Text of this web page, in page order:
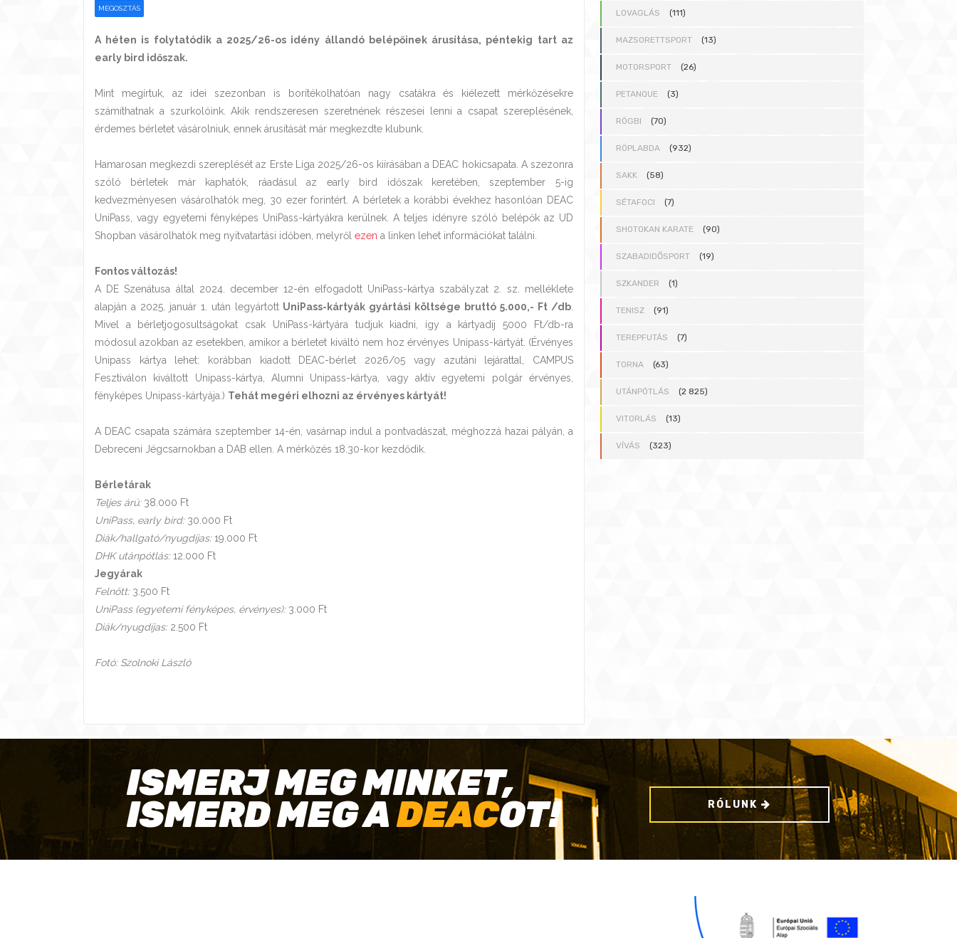
MEGOSZTÁS
A héten is folytatódik a 2025/26-os idény állandó belépőinek árusítása, péntekig tart az
early bird időszak.
Mint megírtuk, az idei szezonban is borítékolhatóan nagy csatákra és kiélezett mérkőzésekre
számíthatnak a szurkolóink. Akik rendszeresen szeretnének részesei lenni a csapat szereplésének,
érdemes bérletet vásárolniuk, ennek árusítását már megkezdte klubunk.
Hamarosan megkezdi szereplését az Erste Liga 2025/26-os kiírásában a DEAC hokicsapata. A szezonra
szóló bérletek már kaphatók, ráadásul az early bird időszak keretében, szeptember 5-ig
kedvezményesen vásárolhatók meg, 30 ezer forintért. A bérletek a korábbi évekhez hasonlóan DEAC
UniPass, vagy egyetemi fényképes UniPass-kártyákra kerülnek. A teljes idényre szóló belépők az UD
Shopban vásárolhatók meg nyitvatartási időben, melyről ezen a linken lehet információkat találni.
Fontos változás!
A DE Szenátusa által 2024. december 12-én elfogadott UniPass-kártya szabályzat 2. sz. melléklete
alapján a 2025. január 1. után legyártott UniPass-kártyák gyártási költsége bruttó 5.000,- Ft /db.
Mivel a bérletjogosultságokat csak UniPass-kártyára tudjuk kiadni, így a kártyadíj 5000 Ft/db-ra
módosul azokban az esetekben, amikor a bérletet kiváltó nem hoz érvényes Unipass-kártyát. (Érvényes
Unipass kártya lehet: korábban kiadott DEAC-bérlet 2026/05 vagy azutáni lejárattal, CAMPUS
Fesztiválon kiváltott Unipass-kártya, Alumni Unipass-kártya, vagy aktív egyetemi polgár érvényes,
fényképes Unipass-kártyája.) Tehát megéri elhozni az érvényes kártyát!
A DEAC csapata számára szeptember 14-én, vasárnap indul a pontvadászat, méghozzá hazai pályán, a
Debreceni Jégcsarnokban a DAB ellen. A mérkőzés 18.30-kor kezdődik.
Bérletárak
Teljes árú:38.000 Ft
UniPass, early bird:30.000 Ft
Diák/hallgató/nyugdíjas:19.000 Ft
DHK utánpótlás:12.000 Ft
Jegyárak
Felnőtt:3.500 Ft
UniPass (egyetemi fényképes, érvényes):3.000 Ft
Diák/nyugdíjas:2.500 Ft
Fotó: Szolnoki László
LOVAGLÁS (111)
MAZSORETTSPORT (13)
MOTORSPORT (26)
PETANQUE (3)
RÖGBI (70)
RÖPLABDA (932)
SAKK (58)
SÉTAFOCI (7)
SHOTOKAN KARATE (90)
SZABADIDŐSPORT (19)
SZKANDER (1)
TENISZ (91)
TEREPFUTÁS (7)
TORNA (63)
UTÁNPÓTLÁS (2 825)
VITORLÁS (13)
VÍVÁS (323)
ISMERJ MEG MINKET,
ISMERD MEG ADEACOT! RÓLUNK